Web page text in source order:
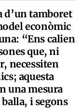
d’un tamboret
econòmic
“Ens calien
que, ni
necessiten
aquesta
una mesura
i segons